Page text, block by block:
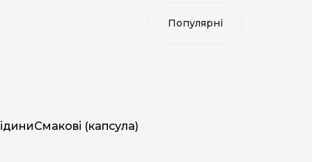
Смакові (капсула)